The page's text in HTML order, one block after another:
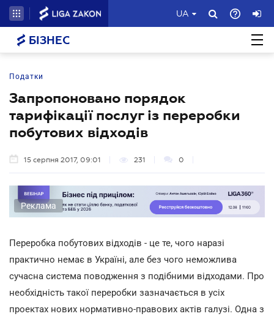
UA
БІЗНЕС
Податки
Запропоновано порядок
тарифікації послуг із переробки
побутових відходів
15 серпня 2017, 09:01 231 0
Реклама
Переробка побутових відходів - це те, чого наразі
практично немає в Україні, але без чого неможлива
сучасна система поводження з подібними відходами. Про
необхідність такої переробки зазначається в усіх
проектах нових нормативно-правових актів галузі. Одна з